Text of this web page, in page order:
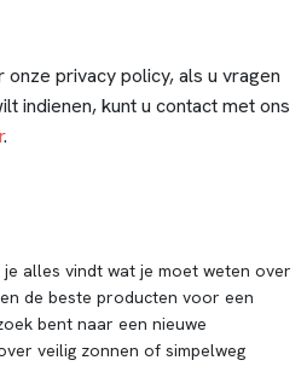
privacy policy, als u vragen
indienen, kunt u contact met ons
.
alles vindt wat je moet weten over
de beste producten voor een
bent naar een nieuwe
veilig zonnen of simpelweg